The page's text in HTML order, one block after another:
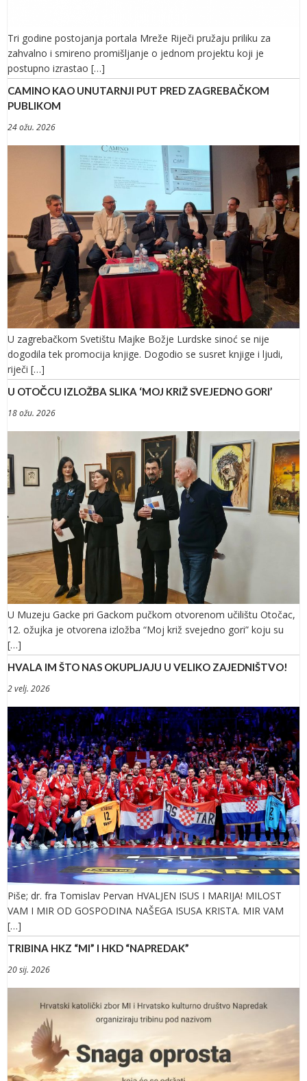
Tri godine postojanja portala Mreže Riječi pružaju priliku za
zahvalno i smireno promišljanje o jednom projektu koji je
postupno izrastao […]
CAMINO KAO UNUTARNJI PUT PRED ZAGREBAČKOM
PUBLIKOM
24 ožu. 2026
U zagrebačkom Svetištu Majke Božje Lurdske sinoć se nije
dogodila tek promocija knjige. Dogodio se susret knjige i ljudi,
riječi […]
U OTOČCU IZLOŽBA SLIKA ‘MOJ KRIŽ SVEJEDNO GORI’
18 ožu. 2026
U Muzeju Gacke pri Gackom pučkom otvorenom učilištu Otočac,
12. ožujka je otvorena izložba “Moj križ svejedno gori” koju su
[…]
HVALA IM ŠTO NAS OKUPLJAJU U VELIKO ZAJEDNIŠTVO!
2 velj. 2026
Piše; dr. fra Tomislav Pervan HVALJEN ISUS I MARIJA! MILOST
VAM I MIR OD GOSPODINA NAŠEGA ISUSA KRISTA. MIR VAM
[…]
TRIBINA HKZ “MI” I HKD “NAPREDAK”
20 sij. 2026